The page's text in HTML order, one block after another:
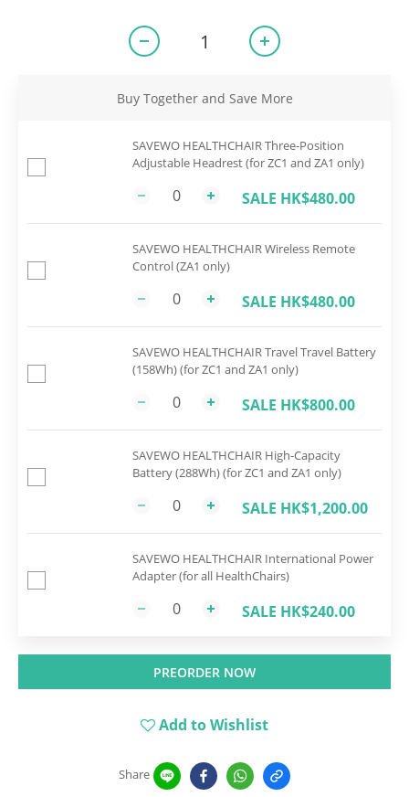
Buy Together and Save More
SAVEWO HEALTHCHAIR Three-Position
Adjustable Headrest (for ZC1 and ZA1 only)
SALE HK$480.00
SAVEWO HEALTHCHAIR Wireless Remote
Control (ZA1 only)
SALE HK$480.00
SAVEWO HEALTHCHAIR Travel Travel Battery
(158Wh) (for ZC1 and ZA1 only)
SALE HK$800.00
SAVEWO HEALTHCHAIR High-Capacity
Battery (288Wh) (for ZC1 and ZA1 only)
SALE HK$1,200.00
SAVEWO HEALTHCHAIR International Power
Adapter (for all HealthChairs)
SALE HK$240.00
PREORDER NOW
Add to Wishlist
Share